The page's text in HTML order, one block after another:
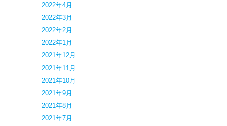
2022年4月
2022年3月
2022年2月
2022年1月
2021年12月
2021年11月
2021年10月
2021年9月
2021年8月
2021年7月